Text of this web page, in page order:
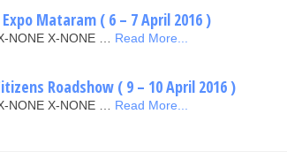
Mataram ( 6 – 7 April 2016 )
NONE X-NONE … Read More...
Roadshow ( 9 – 10 April 2016 )
NONE X-NONE … Read More...